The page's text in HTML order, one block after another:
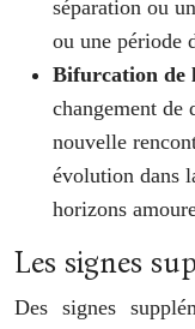
séparation ou
ou une période
Bifurcation de
changement de
nouvelle
évolution dans
horizons
Les signes
Des signes